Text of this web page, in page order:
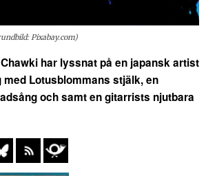
Pixabay.com)
Chawki har lyssnat på en japansk artist
Lotusblommans stjälk, en
och samt en gitarrists njutbara